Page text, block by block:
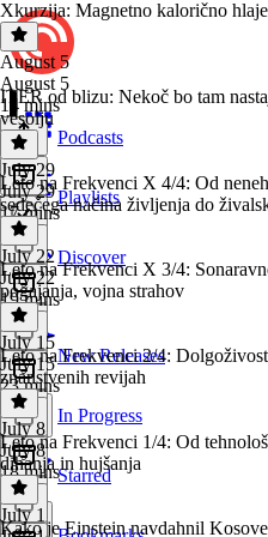
Podcasts
Playlists
Discover
New Releases
In Progress
Starred
Xkurzija: Magnetno kalorično
August 5
August 5
14 mins
ITER od blizu: Nekoč bo tam
vesolju
July 29
July 29
17 mins
Leto na Frekvenci X 4/4: Od
sedečega načina življenja do
July 22
July 22
19 mins
Leto na Frekvenci X 3/4:
pogajanja, vojna strahov
July 15
July 15
23 mins
Leto na Frekvenci 2/4:
znanstvenih revijah
July 8
July 8
18 mins
Leto na Frekvenci 1/4: Od
dihanja in hujšanja
July 1
Kako je Einstein navdahnil